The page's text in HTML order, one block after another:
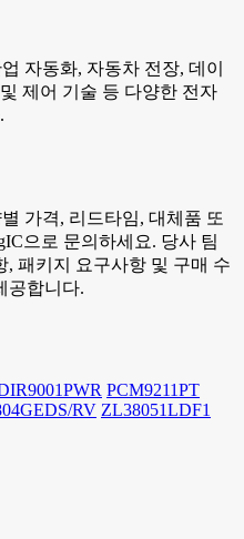
자동화, 자동차 전장, 데이
제어 기술 등 다양한 전자
가격, 리드타임, 대체품 또
으로 문의하세요. 당사 팀
, 패키지 요구사항 및 구매 수
공합니다.
PCM9211PT
RV ZL38051LDF1